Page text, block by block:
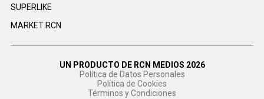
SUPERLIKE
MARKET RCN
UN PRODUCTO DE RCN MEDIOS 2026
Política de Datos Personales
Política de Cookies
Términos y Condiciones